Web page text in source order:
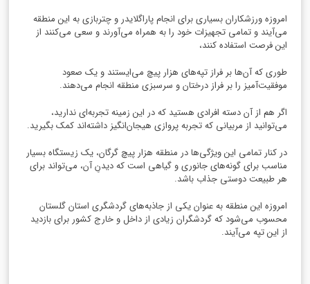
امروزه ورزشکاران بسیاری برای انجام پاراگلایدر و چتربازی به این منطقه
می‌آیند و تمامی تجهیزات خود را به همراه می‌آورند و سعی می‌کنند از
این فرصت استفاده کنند،
طوری که آن‌ها بر فراز تپه‌های هزار پیچ می‌ایستند و یک صعود
موفقیت‌آمیز را بر فراز درختان و سرسبزی منطقه انجام می‌دهند.
اگر هم از آن دسته افرادی هستید که در این زمینه تجربه‌ای ندارید،
می‌توانید از مربیانی که تجربه پروازی هیجان‌انگیز داشته‌اند کمک بگیرید.
در کنار تمامی این ویژگی‌ها در منطقه هزار پیچ گرگان، یک زیستگاه بسیار
مناسب برای گونه‌های جانوری و گیاهی است که دیدنِ آن، می‌تواند برای
هر طبیعت دوستی جذاب باشد.
امروزه این منطقه به عنوان یکی از جاذبه‌های گردشگری استان گلستان
محسوب می‌شود که گردشگران زیادی از داخل و خارج کشور برای بازدید
از این تپه می‌آیند.